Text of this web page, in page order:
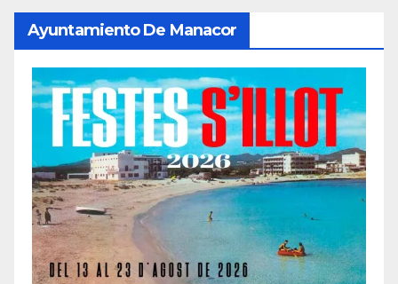
Ayuntamiento De Manacor